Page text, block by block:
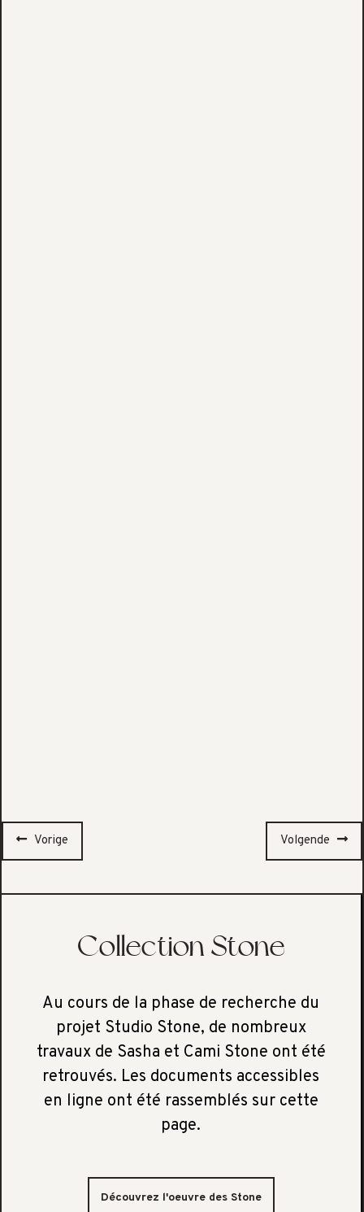
Vorige Volgende
Collection Stone
Au cours de la phase de recherche du
projet Studio Stone, de nombreux
travaux de Sasha et Cami Stone ont été
retrouvés. Les documents accessibles
en ligne ont été rassemblés sur cette
page.
Découvrez l'oeuvre des Stone